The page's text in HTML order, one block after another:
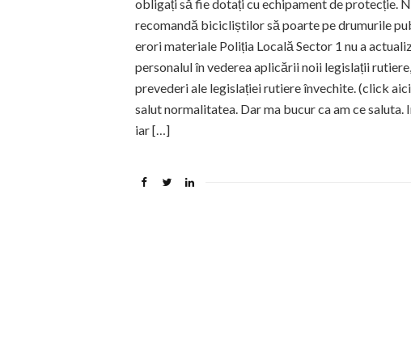
obligați să fie dotați cu echipament de protecție.
recomandă bicicliștilor să poarte pe drumurile
erori materiale Poliția Locală Sector 1 nu a
personalul în vederea aplicării noii legislații
prevederi ale legislației rutiere învechite. (click
salut normalitatea. Dar ma bucur ca am ce
iar […]